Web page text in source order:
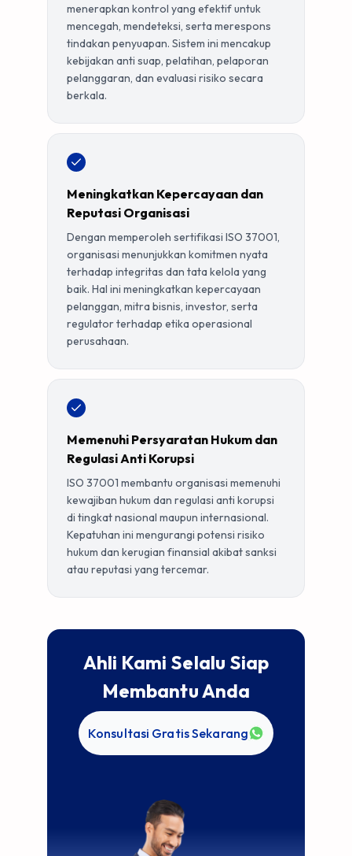
menerapkan kontrol yang efektif untuk
mencegah, mendeteksi, serta merespons
tindakan penyuapan. Sistem ini mencakup
kebijakan anti suap, pelatihan, pelaporan
pelanggaran, dan evaluasi risiko secara
berkala.
Meningkatkan Kepercayaan dan
Reputasi Organisasi
Dengan memperoleh sertifikasi ISO 37001,
organisasi menunjukkan komitmen nyata
terhadap integritas dan tata kelola yang
baik. Hal ini meningkatkan kepercayaan
pelanggan, mitra bisnis, investor, serta
regulator terhadap etika operasional
perusahaan.
Memenuhi Persyaratan Hukum dan
Regulasi Anti Korupsi
ISO 37001 membantu organisasi memenuhi
kewajiban hukum dan regulasi anti korupsi
di tingkat nasional maupun internasional.
Kepatuhan ini mengurangi potensi risiko
hukum dan kerugian finansial akibat sanksi
atau reputasi yang tercemar.
Ahli Kami Selalu Siap
Membantu Anda
Konsultasi Gratis Sekarang